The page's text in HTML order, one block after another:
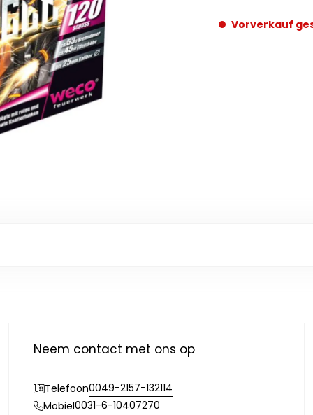
Vorverkauf
Neem contact met ons op
Telefoon0049-2157-132114
Mobiel0031-6-10407270